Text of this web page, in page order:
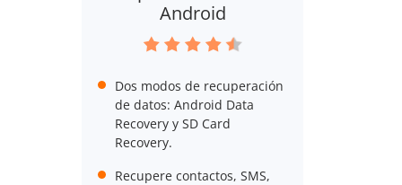
Android
Dos modos de recuperación
de datos: Android Data
Recovery y SD Card
Recovery.
Recupere contactos, SMS,